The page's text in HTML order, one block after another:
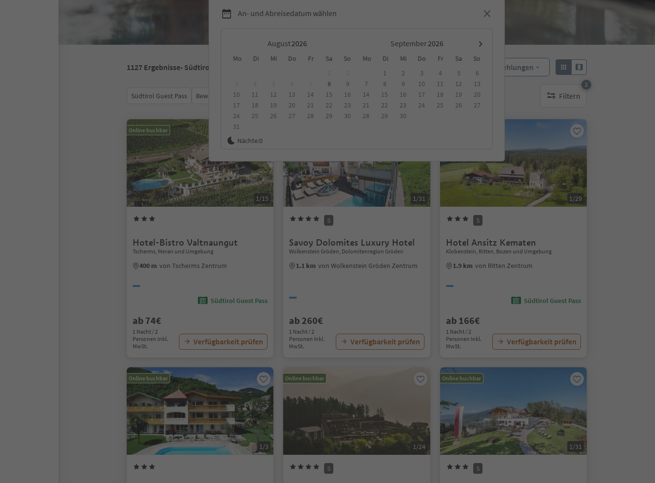
An- und Abreisedatum wählen
August September
Mo Di Mi Do Fr Sa So Mo Di Mi Do Fr Sa
So
8
9
10
11 12 13 14 15
16
17
18 19 20 21 22
23
24
25 26 27 28 29
30
31
1 2 3 4 5
6
7
8 9 10 11 12
13
14
15 16 17 18 19
20
21
22 23 24 25 26
27
28
29 30
Nächte:0
1127 Ergebnisse- Südtirol Empfehlungen
Südtirol Guest Pass Bewertungen Kategorie Verpflegungsart Nachhaltige Unterkunft Filtern
2
aktive Filter
Online buchbar
1/15
Hotel-Bistro Valtnaungut
Tscherms, Meran und Umgebung
400 m von Tscherms Zentrum
Südtirol Guest Pass
ab 74€
1 Nacht / 2
Personen Inkl.
MwSt.
Verfügbarkeit prüfen
1/31
S
Savoy Dolomites Luxury Hotel
Wolkenstein Gröden, Dolomitenregion Gröden
1.1 km von Wolkenstein Gröden Zentrum
ab 260€
1 Nacht / 2
Personen Inkl.
MwSt.
Verfügbarkeit prüfen
1/29
S
Hotel Ansitz Kematen
Klobenstein, Ritten, Bozen und Umgebung
1.9 km von Ritten Zentrum
Südtirol Guest Pass
ab 166€
1 Nacht / 2
Personen Inkl.
MwSt.
Verfügbarkeit prüfen
Online buchbar
1/3
Online buchbar
1/24
S
Online buchbar
1/31
S